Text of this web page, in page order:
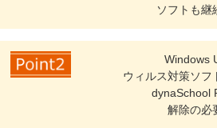
ソフトも継
Windows
ウィルス対策ソフ
dynaSchool
解除の必